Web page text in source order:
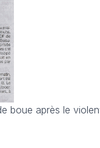
boue après le